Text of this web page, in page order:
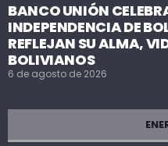
BANCO UNIÓN
INDEPENDENCIA DE
REFLEJAN SU ALMA,
BOLIVIANOS
6 de agosto de 2026